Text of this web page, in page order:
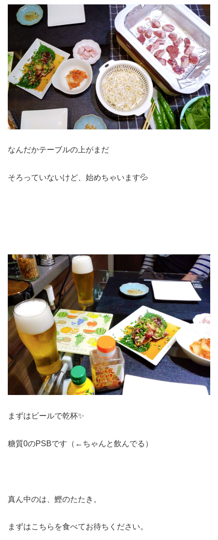
なんだかテーブルの上がまだ
そろっていないけど、始めちゃいます💦
まずはビールで乾杯✨
糖質0のPSBです（←ちゃんと飲んでる）
真ん中のは、鰹のたたき。
まずはこちらを食べてお待ちください。